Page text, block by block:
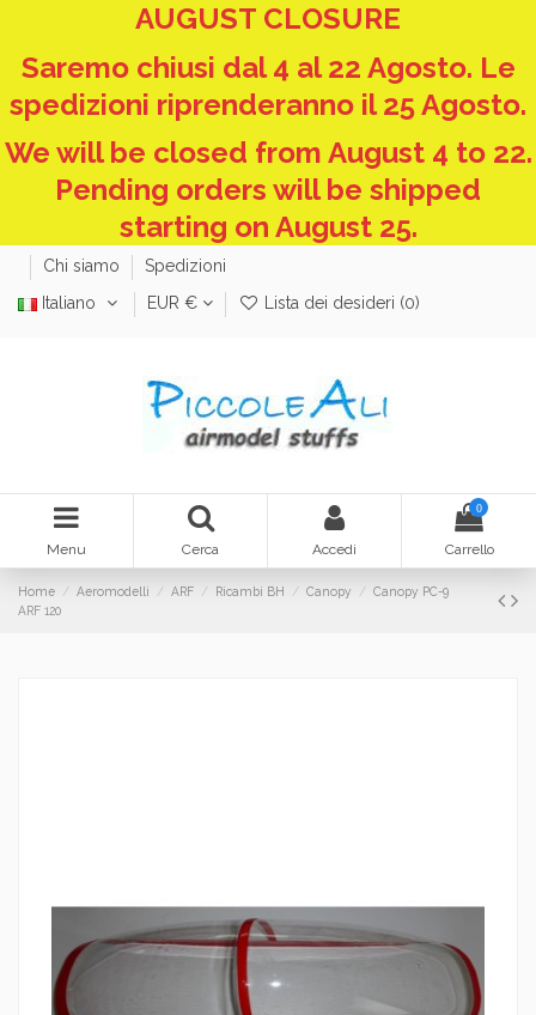
AUGUST CLOSURE
Saremo chiusi dal 4 al 22 Agosto. Le
spedizioni riprenderanno il 25 Agosto.
We will be closed from August 4 to 22.
Pending orders will be shipped
starting on August 25.
Chi siamo
Spedizioni
Italiano
EUR € Lista dei desideri (0)
Menu Cerca Accedi
0
Carrello
Home Aeromodelli ARF Ricambi BH Canopy
Canopy PC-9
ARF 120